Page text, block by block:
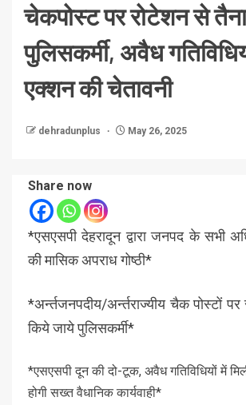
चेकपोस्ट पर रोटेशन से
पुलिसकर्मी, अवैध
एक्शन की चेतावनी
dehradunplus May 26, 2025
Share now
*एसएसपी देहरादून द्वारा जनपद के सभी
की मासिक अपराध गोष्ठी*
*अर्न्तजनपदीय/अर्न्तराज्यीय चैक पोस्टों
किये जाये पुलिसकर्मी*
*एसएसपी दून की दो-टूक, अवैध गतिविधियों में
होगी सख्त वैधानिक कार्यवाही*